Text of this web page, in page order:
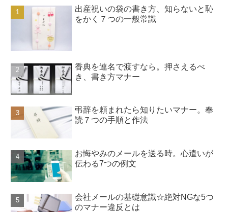
出産祝いの袋の書き方、知らないと恥
をかく７つの一般常識
香典を連名で渡すなら。押さえるべ
き、書き方マナー
弔辞を頼まれたら知りたいマナー。奉
読７つの手順と作法
お悔やみのメールを送る時。心遣いが
伝わる7つの例文
会社メールの基礎意識☆絶対NGな5つ
のマナー違反とは